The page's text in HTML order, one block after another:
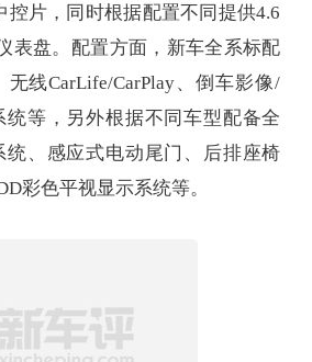
控片，同时根据配置不同提供4.6
表盘。配置方面，新车全系标配
线CarLife/CarPlay、倒车影像/
统等，另外根据不同车型配备全
统、感应式电动尾门、后排座椅
彩色平视显示系统等。